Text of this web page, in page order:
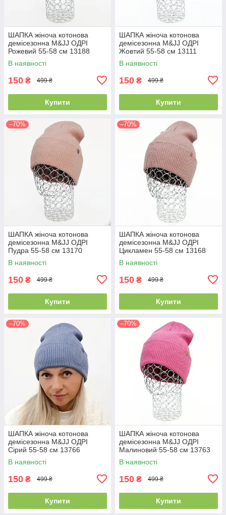
ШАПКА жіноча котонова
демісезонна M&JJ ОДРІ
Рожевий 55-58 см 13188
В наявності
150 ₴ 499 ₴
Купити
ШАПКА жіноча котонова
демісезонна M&JJ ОДРІ
Жовтий 55-58 см 13111
В наявності
150 ₴ 499 ₴
Купити
–70%
ШАПКА жіноча котонова
демісезонна M&JJ ОДРІ
Пудра 55-58 см 13170
В наявності
150 ₴ 499 ₴
Купити
–70%
ШАПКА жіноча котонова
демісезонна M&JJ ОДРІ
Цикламен 55-58 см 13168
В наявності
150 ₴ 499 ₴
Купити
–70%
ШАПКА жіноча котонова
демісезонна M&JJ ОДРІ
Сірий 55-58 см 13766
В наявності
150 ₴ 499 ₴
Купити
–70%
ШАПКА жіноча котонова
демісезонна M&JJ ОДРІ
Малиновий 55-58 см 13763
В наявності
150 ₴ 499 ₴
Купити